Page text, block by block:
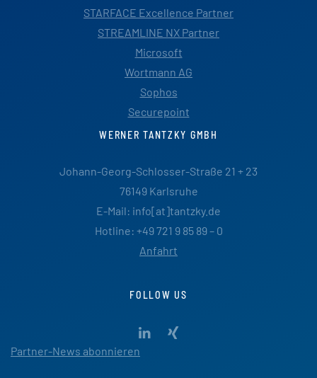
STARFACE Excellence Partner
STREAMLINE NX Partner
Microsoft
Wortmann AG
Sophos
Securepoint
WERNER TANTZKY GMBH
Johann-Georg-Schlosser-Straße 21 + 23
76149 Karlsruhe
E-Mail: info[at]tantzky.de
Hotline: +49 721 9 85 89 – 0
Anfahrt
FOLLOW US
Partner-News abonnieren